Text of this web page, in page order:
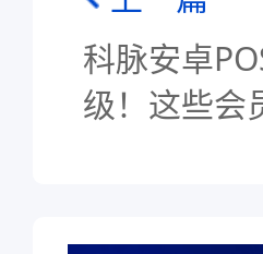
科脉安卓
级！这些会